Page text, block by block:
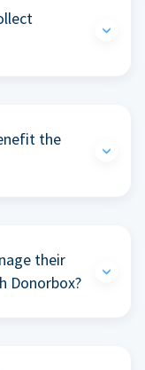
the
their
Donorbox?